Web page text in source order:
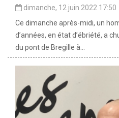
dimanche, 12 juin 2022 17:50
Ce dimanche après-midi, un
d’années, en état d’ébriété, a
du pont de Bregille à...